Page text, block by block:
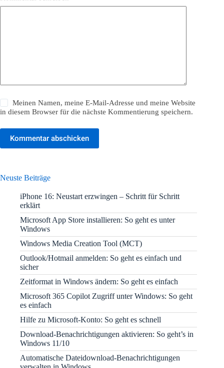
Meinen Namen, meine E-Mail-Adresse und meine Website
in diesem Browser für die nächste Kommentierung speichern.
Kommentar abschicken
Neuste Beiträge
iPhone 16: Neustart erzwingen – Schritt für Schritt
erklärt
Microsoft App Store installieren: So geht es unter
Windows
Windows Media Creation Tool (MCT)
Outlook/Hotmail anmelden: So geht es einfach und
sicher
Zeitformat in Windows ändern: So geht es einfach
Microsoft 365 Copilot Zugriff unter Windows: So geht
es einfach
Hilfe zu Microsoft-Konto: So geht es schnell
Download-Benachrichtigungen aktivieren: So geht’s in
Windows 11/10
Automatische Dateidownload-Benachrichtigungen